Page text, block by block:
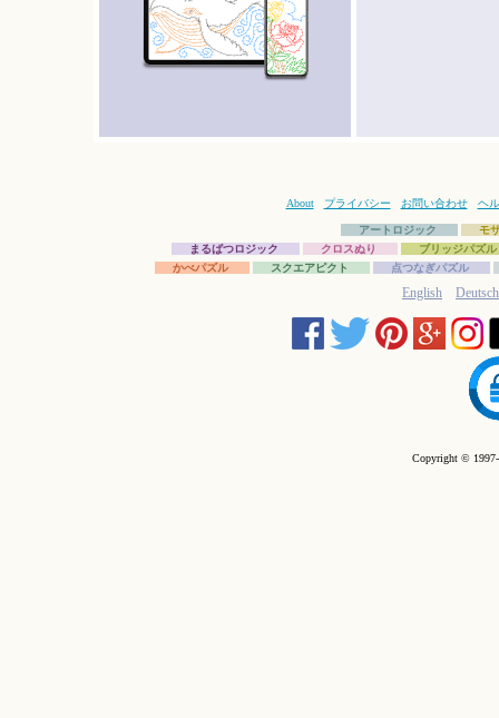
About プライバシー お問い合わせ ヘ
アートロジック
モ
まるばつロジック
クロスぬり
ブリッジパズル
かべパズル
スクエアピクト 点つなぎパズル
English Deutsch
Copyright ©